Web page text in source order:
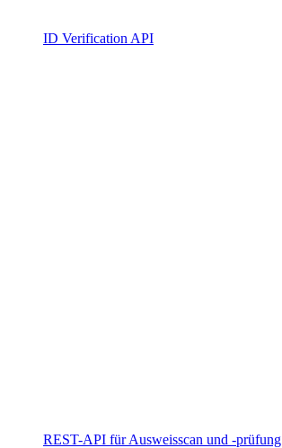
ID Verification API
REST-API für Ausweisscan und -prüfung